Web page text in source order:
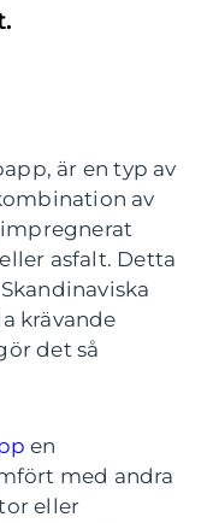
är en typ av
av
asfalt. Detta
krävande
det så
en
med andra
eller